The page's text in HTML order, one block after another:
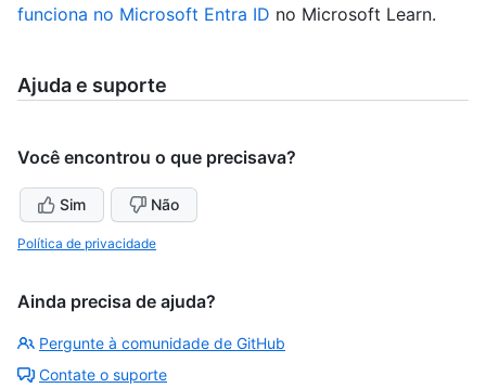
funciona no Microsoft Entra ID no Microsoft Learn.
Ajuda e suporte
Você encontrou o que precisava?
Sim Não
Política de privacidade
Ainda precisa de ajuda?
Pergunte à comunidade de GitHub
Contate o suporte